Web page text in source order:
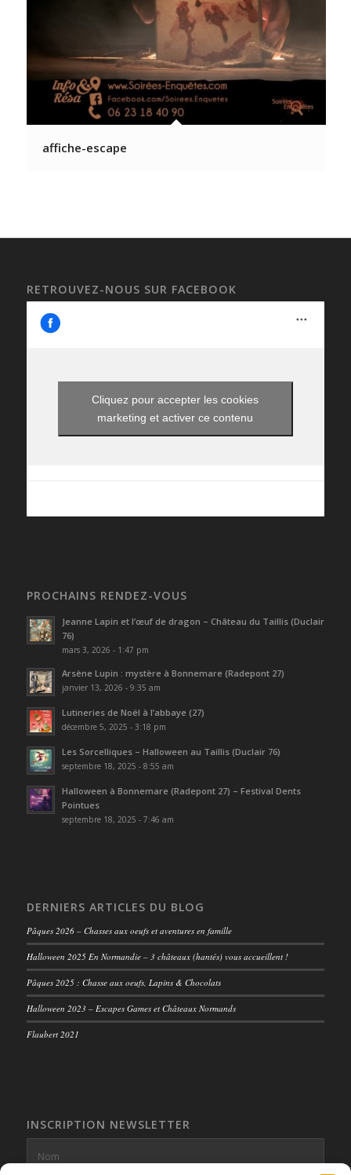
affiche-escape
RETROUVEZ-NOUS SUR FACEBOOK
Cliquez pour accepter les cookies
marketing et activer ce contenu
PROCHAINS RENDEZ-VOUS
Jeanne Lapin et l’œuf de dragon – Château du Taillis (Duclair
76)
mars 3, 2026 - 1:47 pm
Arsène Lupin : mystère à Bonnemare (Radepont 27)
janvier 13, 2026 - 9:35 am
Lutineries de Noël à l’abbaye (27)
décembre 5, 2025 - 3:18 pm
Les Sorcelliques – Halloween au Taillis (Duclair 76)
septembre 18, 2025 - 8:55 am
Halloween à Bonnemare (Radepont 27) – Festival Dents
Pointues
septembre 18, 2025 - 7:46 am
DERNIERS ARTICLES DU BLOG
Pâques 2026 – Chasses aux oeufs et aventures en famille
Halloween 2025 En Normandie – 3 châteaux (hantés) vous accueillent !
Pâques 2025 : Chasse aux oeufs, Lapins & Chocolats
Halloween 2023 – Escapes Games et Châteaux Normands
Flaubert 2021
INSCRIPTION NEWSLETTER